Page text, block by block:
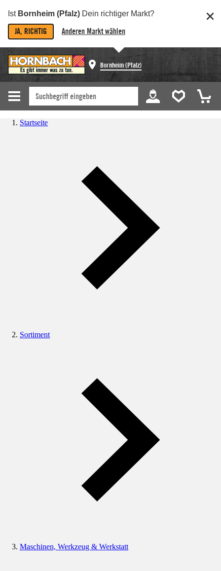
Ist Bornheim (Pfalz) Dein richtiger Markt?
JA, RICHTIG Anderen Markt wählen
Bornheim (Pfalz)
Startseite
Sortiment
Maschinen, Werkzeug & Werkstatt